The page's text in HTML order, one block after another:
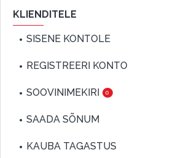
KLIENDITELE
SISENE KONTOLE
REGISTREERI KONTO
SOOVINIMEKIRI 0
SAADA SÕNUM
KAUBA TAGASTUS